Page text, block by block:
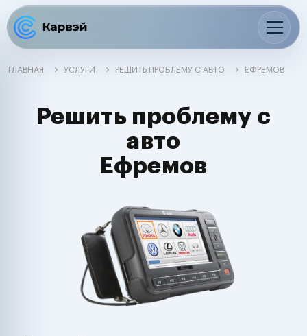
ГЛАВНАЯ УСЛУГИ РЕШИТЬ ПРОБЛЕМУ С АВТО ЕФРЕМОВ
Решить проблему с
авто
Ефремов